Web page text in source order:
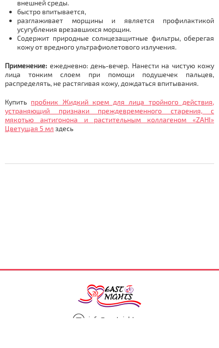
внешней среды.
быстро впитывается,
разглаживает морщины и является профилактикой
усугубления врезавшихся морщин.
Содержит природные солнцезащитные фильтры, оберегая
кожу от вредного ультрафиолетового излучения.
Применение: ежедневно: день-вечер. Нанести на чистую кожу
лица тонким слоем при помощи подушечек пальцев,
распределять, не растягивая кожу, дождаться впитывания.
Купить пробник Жидкий крем для лица тройного действия,
устраняющий признаки преждевременного старения, с
мякотью антигонона и растительным коллагеном «ZAHI»
Цветущая 5 мл здесь
info@eastnights.ru